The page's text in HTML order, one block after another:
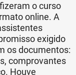
o curso
online. A
exigido
os documentos:
comprovantes
Houve